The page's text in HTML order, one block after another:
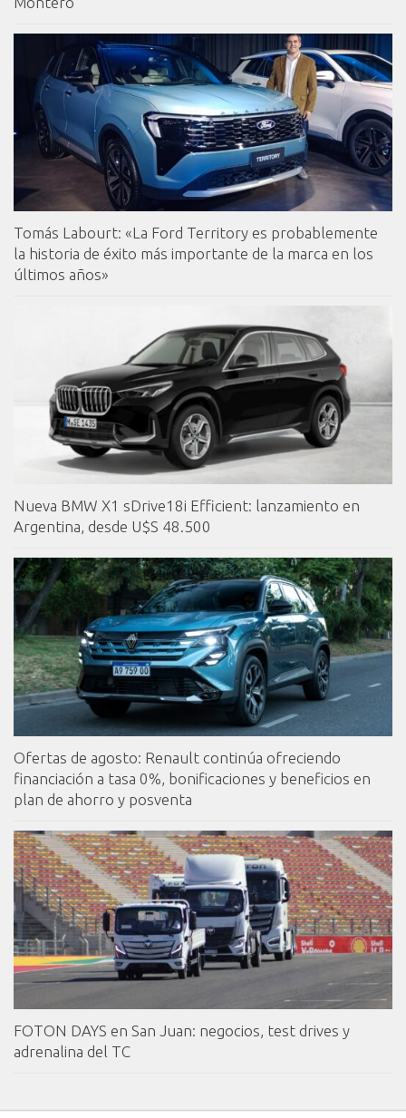
Tomás Labourt: «La Ford Territory es probablemente
la historia de éxito más importante de la marca en los
últimos años»
Nueva BMW X1 sDrive18i Efficient: lanzamiento en
Argentina, desde U$S 48.500
Ofertas de agosto: Renault continúa ofreciendo
financiación a tasa 0%, bonificaciones y beneficios en
plan de ahorro y posventa
FOTON DAYS en San Juan: negocios, test drives y
adrenalina del TC